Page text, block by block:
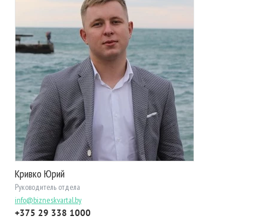
Кривко Юрий
Руководитель отдела
info@bizneskvartal.by
+375 29 338 1000